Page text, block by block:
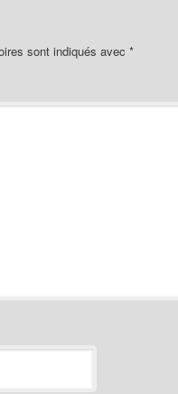
sont indiqués avec *